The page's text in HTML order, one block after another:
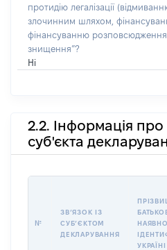
протидію легалізації
злочинним шляхом,
фінансуванню розповсюдження
знищення”?
Ні
2.2. Інформація про
суб'єкта
№
ЗВʼЯЗОК ІЗ
СУБʼЄКТОМ
ДЕКЛАРУВАННЯ
УКРАЇНІ